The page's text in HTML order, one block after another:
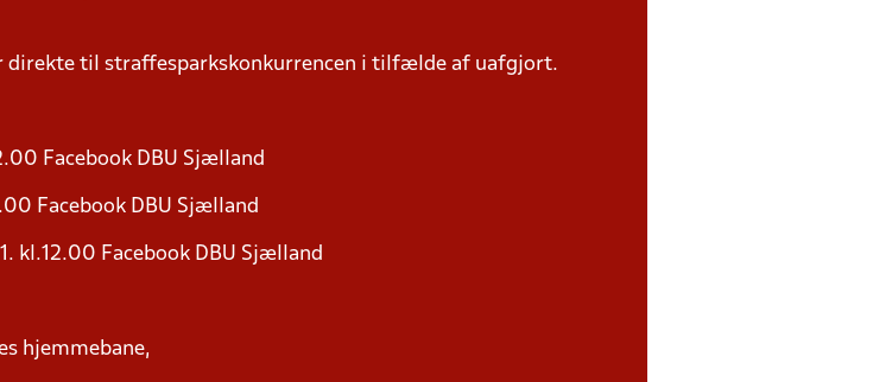
til straffesparkskonkurrencen i tilfælde af uafgjort.
Facebook DBU Sjælland
Facebook DBU Sjælland
kl.12.00 Facebook DBU Sjælland
hjemmebane,